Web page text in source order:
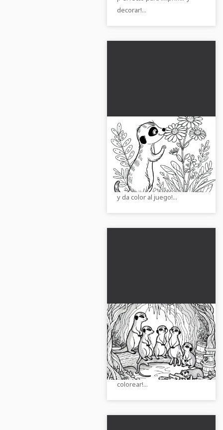
decorar!...
Suricata olivácea
huele a una flor -
Plantilla para colorear
gratuita para
descargar
Un encantador suricata con
una flor. ¡Descarga ahora la
plantilla para colorear gratuita
y da color al juego!...
Suricata en cueva -
Descargar imagen
para colorear gratis
Consigue esta genial imagen
para colorear de una suricata.
¡Descárgala gratis y a
colorear!...